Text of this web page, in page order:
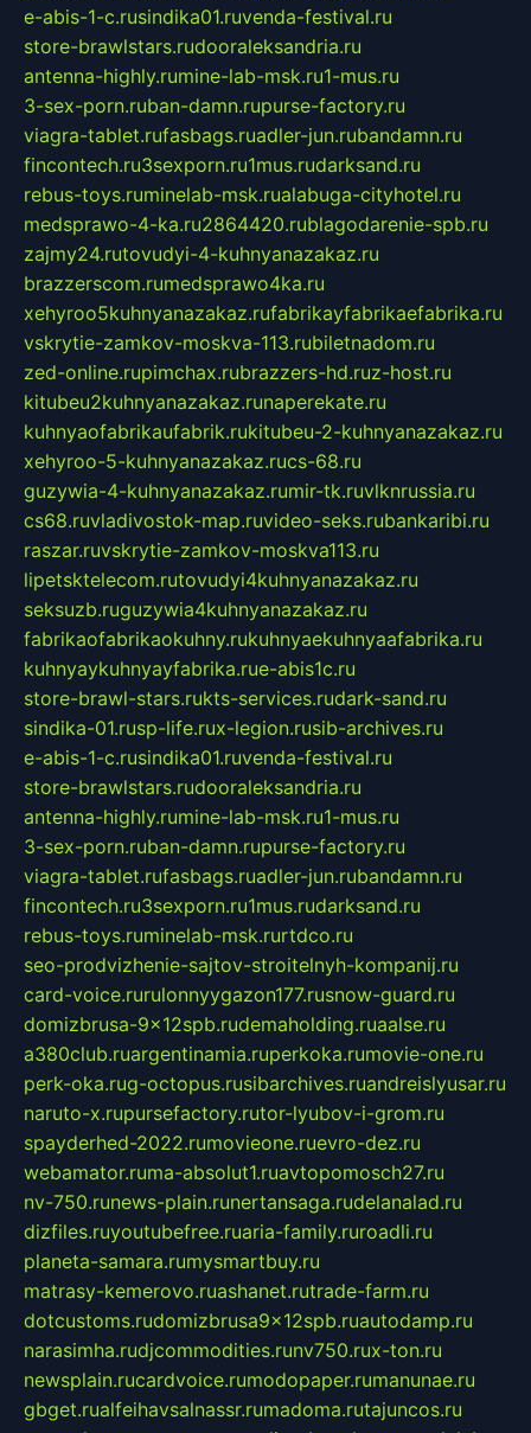
e-abis-1-c.rusindika01.ruvenda-festival.ru
store-brawlstars.rudooraleksandria.ru
antenna-highly.rumine-lab-msk.ru1-mus.ru
3-sex-porn.ruban-damn.rupurse-factory.ru
viagra-tablet.rufasbags.ruadler-jun.rubandamn.ru
fincontech.ru3sexporn.ru1mus.rudarksand.ru
rebus-toys.ruminelab-msk.rualabuga-cityhotel.ru
medsprawo-4-ka.ru2864420.rublagodarenie-spb.ru
zajmy24.rutovudyi-4-kuhnyanazakaz.ru
brazzerscom.rumedsprawo4ka.ru
xehyroo5kuhnyanazakaz.rufabrikayfabrikaefabrika.ru
vskrytie-zamkov-moskva-113.rubiletnadom.ru
zed-online.rupimchax.rubrazzers-hd.ruz-host.ru
kitubeu2kuhnyanazakaz.runaperekate.ru
kuhnyaofabrikaufabrik.rukitubeu-2-kuhnyanazakaz.ru
xehyroo-5-kuhnyanazakaz.rucs-68.ru
guzywia-4-kuhnyanazakaz.rumir-tk.ruvlknrussia.ru
cs68.ruvladivostok-map.ruvideo-seks.rubankaribi.ru
raszar.ruvskrytie-zamkov-moskva113.ru
lipetsktelecom.rutovudyi4kuhnyanazakaz.ru
seksuzb.ruguzywia4kuhnyanazakaz.ru
fabrikaofabrikaokuhny.rukuhnyaekuhnyaafabrika.ru
kuhnyaykuhnyayfabrika.rue-abis1c.ru
store-brawl-stars.rukts-services.rudark-sand.ru
sindika-01.rusp-life.rux-legion.rusib-archives.ru
e-abis-1-c.rusindika01.ruvenda-festival.ru
store-brawlstars.rudooraleksandria.ru
antenna-highly.rumine-lab-msk.ru1-mus.ru
3-sex-porn.ruban-damn.rupurse-factory.ru
viagra-tablet.rufasbags.ruadler-jun.rubandamn.ru
fincontech.ru3sexporn.ru1mus.rudarksand.ru
rebus-toys.ruminelab-msk.rurtdco.ru
seo-prodvizhenie-sajtov-stroitelnyh-kompanij.ru
card-voice.rurulonnyygazon177.rusnow-guard.ru
domizbrusa-9x12spb.rudemaholding.ruaalse.ru
a380club.ruargentinamia.ruperkoka.rumovie-one.ru
perk-oka.rug-octopus.rusibarchives.ruandreislyusar.ru
naruto-x.rupursefactory.rutor-lyubov-i-grom.ru
spayderhed-2022.rumovieone.ruevro-dez.ru
webamator.ruma-absolut1.ruavtopomosch27.ru
nv-750.runews-plain.runertansaga.rudelanalad.ru
dizfiles.ruyoutubefree.ruaria-family.ruroadli.ru
planeta-samara.rumysmartbuy.ru
matrasy-kemerovo.ruashanet.rutrade-farm.ru
dotcustoms.rudomizbrusa9x12spb.ruautodamp.ru
narasimha.rudjcommodities.runv750.rux-ton.ru
newsplain.rucardvoice.rumodopaper.rumanunae.ru
gbget.rualfeihavsalnassr.rumadoma.rutajuncos.ru